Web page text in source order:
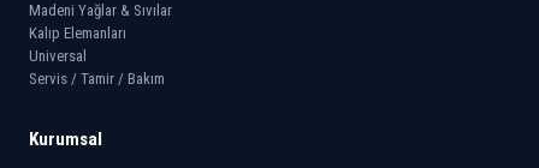
Madeni Yağlar & Sıvılar
Kalıp Elemanları
Universal
Servis / Tamir / Bakım
Kurumsal